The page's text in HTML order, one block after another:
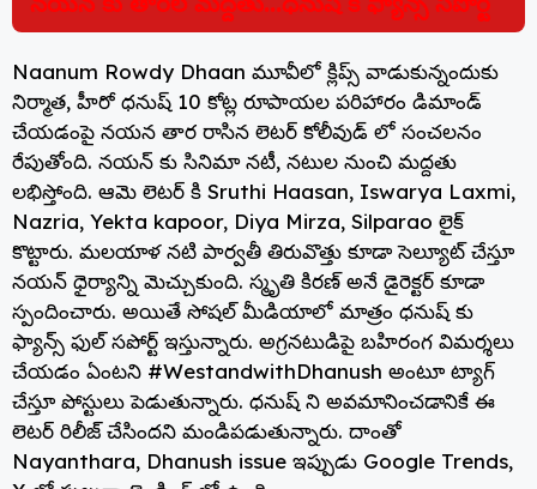
Naanum Rowdy Dhaan మూవీలో క్లిప్స్ వాడుకున్నందుకు
నిర్మాత, హీరో ధనుష్ 10 కోట్ల రూపాయల పరిహారం డిమాండ్
చేయడంపై నయన తార రాసిన లెటర్ కోలీవుడ్ లో సంచలనం
రేపుతోంది. నయన్ కు సినిమా నటీ, నటుల నుంచి మద్దతు
లభిస్తోంది. ఆమె లెటర్ కి Sruthi Haasan, Iswarya Laxmi,
Nazria, Yekta kapoor, Diya Mirza, Silparao లైక్
కొట్టారు. మలయాళ నటి పార్వతీ తిరువొత్తు కూడా సెల్యూట్ చేస్తూ
నయన్ ధైర్యాన్ని మెచ్చుకుంది. స్మృతి కిరణ్ అనే డైరెక్టర్ కూడా
స్పందించారు. అయితే సోషల్ మీడియాలో మాత్రం ధనుష్ కు
ఫ్యాన్స్ ఫుల్ సపోర్ట్ ఇస్తున్నారు. అగ్రనటుడిపై బహిరంగ విమర్శలు
చేయడం ఏంటని #WestandwithDhanush అంటూ ట్యాగ్
చేస్తూ పోస్టులు పెడుతున్నారు. ధనుష్ ని అవమానించడానికే ఈ
లెటర్ రిలీజ్ చేసిందని మండిపడుతున్నారు. దాంతో
Nayanthara, Dhanush issue ఇప్పుడు Google Trends,